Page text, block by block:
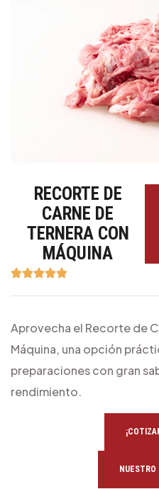
RECORTE DE
CARNE DE
TERNERA CON
MÁQUINA
Aprovecha el Recorte de
Máquina, una opción
preparaciones con gran
rendimiento.
NUESTRO